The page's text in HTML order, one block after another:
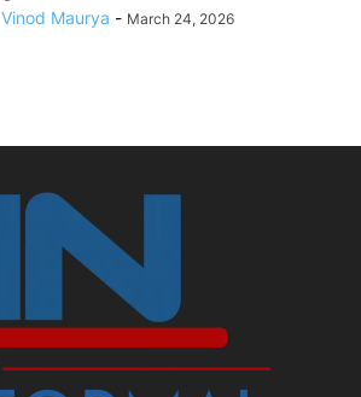
Vinod Maurya - March 24, 2026